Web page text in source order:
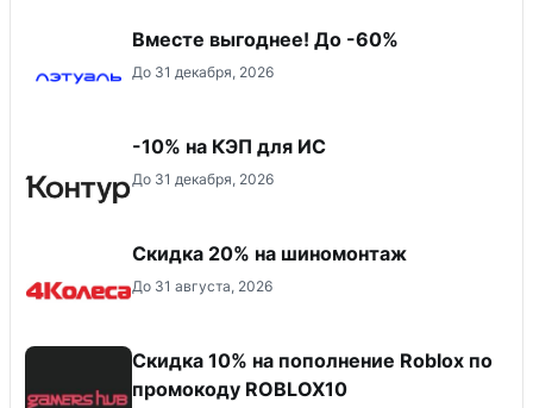
Вместе выгоднее! До -60%
До 31 декабря, 2026
-10% на КЭП для ИС
До 31 декабря, 2026
Скидка 20% на шиномонтаж
До 31 августа, 2026
Скидка 10% на пополнение Roblox по
промокоду ROBLOX10